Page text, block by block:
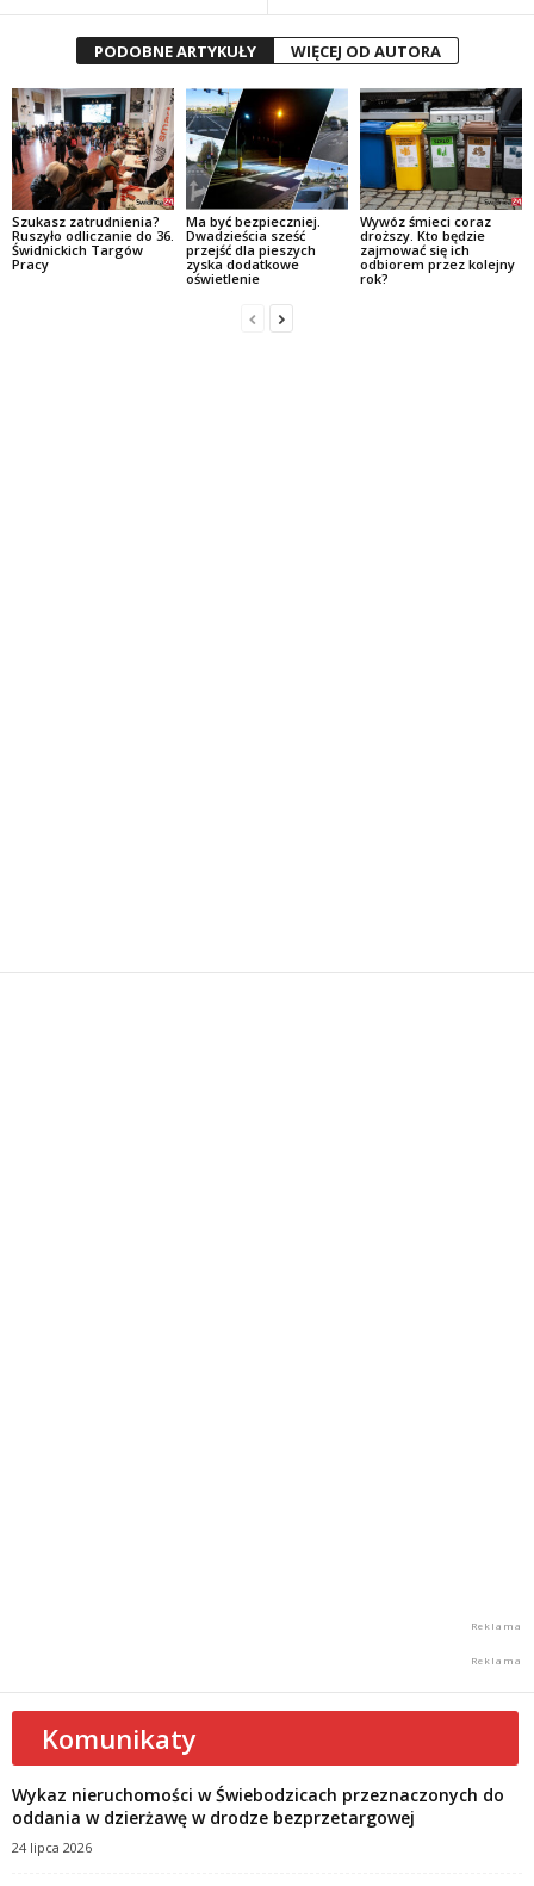
PODOBNE ARTYKUŁY WIĘCEJ OD AUTORA
Szukasz zatrudnienia?
Ruszyło odliczanie do 36.
Świdnickich Targów
Pracy
Ma być bezpieczniej.
Dwadzieścia sześć
przejść dla pieszych
zyska dodatkowe
oświetlenie
Wywóz śmieci coraz
droższy. Kto będzie
zajmować się ich
odbiorem przez kolejny
rok?
Komunikaty
Wykaz nieruchomości w Świebodzicach przeznaczonych do
oddania w dzierżawę w drodze bezprzetargowej
24 lipca 2026